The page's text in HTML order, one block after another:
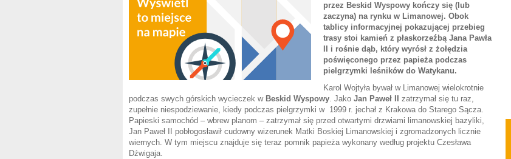
przez Beskid Wyspowy kończy się (lub
zaczyna) na rynku w Limanowej. Obok
tablicy informacyjnej pokazującej przebieg
trasy stoi kamień z płaskorzeźbą Jana Pawła
II i rośnie dąb, który wyrósł z żołędzia
poświęconego przez papieża podczas
pielgrzymki leśników do Watykanu.
Karol Wojtyła bywał w Limanowej wielokrotnie
podczas swych górskich wycieczek w Beskid Wyspowy. Jako Jan Paweł II
zatrzymał się tu raz,
zupełnie niespodziewanie, kiedy podczas pielgrzymki w 1999 r. jechał z Krakowa do Starego Sącza.
Papieski samochód – wbrew planom – zatrzymał się przed otwartymi drzwiami limanowskiej bazyliki,
Jan Paweł II pobłogosławił cudowny wizerunek Matki Boskiej Limanowskiej i zgromadzonych licznie
wiernych. W tym miejscu znajduje się teraz pomnik papieża wykonany według projektu Czesława
Dźwigaja.